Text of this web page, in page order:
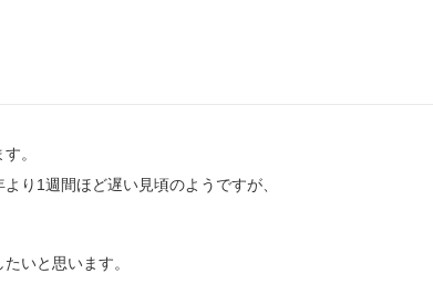
。
り1週間ほど遅い見頃のようですが、
いと思います。